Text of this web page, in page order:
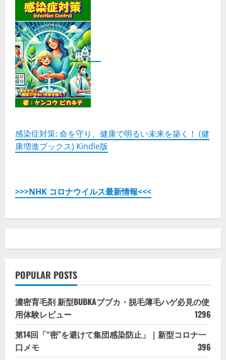
感染症対策: 命を守り、健康で明るい未来を築く！ (健
康増進ブックス) Kindle版
>>>NHK コロナウイルス最新情報<<<
POPULAR POSTS
濃密育毛剤 新型BUBKAブブカ・脱毛薄毛ハゲ必見の使
用体験レビュー
1296
第14回「“密”を避けて集団感染防止」｜新型コロナ一
口メモ
396